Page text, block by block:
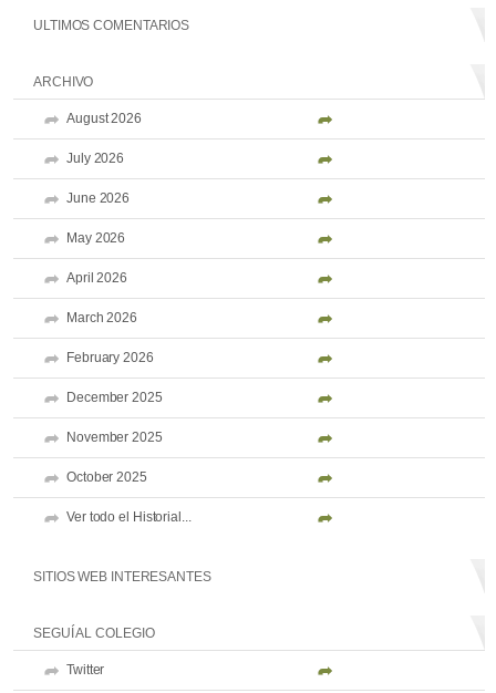
ULTIMOS COMENTARIOS
ARCHIVO
August 2026
July 2026
June 2026
May 2026
April 2026
March 2026
February 2026
December 2025
November 2025
October 2025
Ver todo el Historial...
SITIOS WEB INTERESANTES
SEGUÍ AL COLEGIO
Twitter